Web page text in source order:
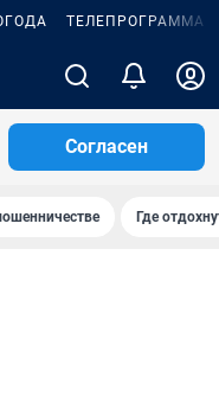
ТЕЛЕПРОГРАММА
Согласен
Где